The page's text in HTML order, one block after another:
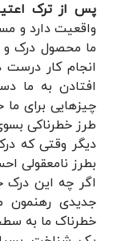
پس از ترک
واقعیت دارد و
ما محصول درک و
انجام کار
افتادن به ما
چیزهایی برای
طرز خطرناکی
دیگر وقتی که
بطرز نامعقولی
اگر چه این درک
جدیدی رهنمون
خطرناک ما به